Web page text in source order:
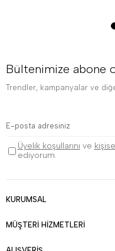
Bültenimize abone
Trendler, kampanyalar ve
Üyelik koşullarını ve
ediyorum.
KURUMSAL
MÜŞTERİ HİZMETLERİ